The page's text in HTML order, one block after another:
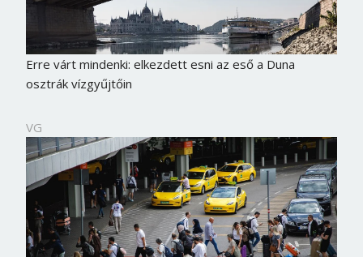
Erre várt mindenki: elkezdett esni az eső a Duna
osztrák vízgyűjtőin
VG